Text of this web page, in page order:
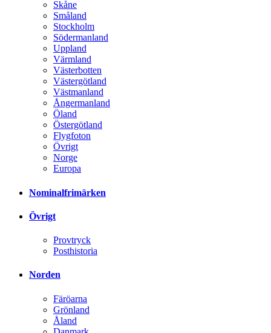
Skåne
Småland
Stockholm
Södermanland
Uppland
Värmland
Västerbotten
Västergötland
Västmanland
Ångermanland
Öland
Östergötland
Flygfoton
Övrigt
Norge
Europa
Nominalfrimärken
Övrigt
Provtryck
Posthistoria
Norden
Färöarna
Grönland
Åland